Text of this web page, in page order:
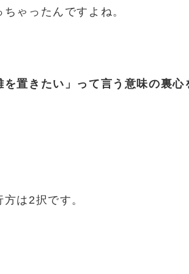
ゃったんですよね。
を置きたい」って言う意味の裏心
方は2択です。